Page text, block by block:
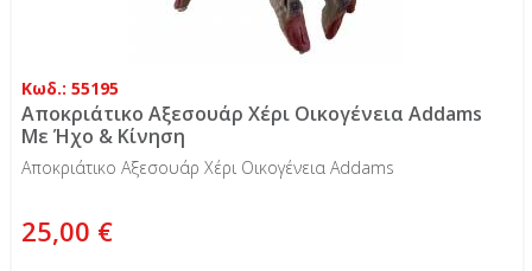
Κωδ.: 55195
Αποκριάτικο Αξεσουάρ Χέρι Οικογένεια Addams
Με Ήχο & Κίνηση
Αποκριάτικο Αξεσουάρ Χέρι Οικογένεια Addams
25,00 €